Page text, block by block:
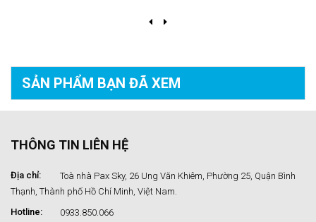
SẢN PHẨM BẠN ĐÃ XEM
THÔNG TIN LIÊN HỆ
Địa chỉ:
Toà nhà Pax Sky, 26 Ung Văn Khiêm, Phường 25, Quận Bình
Thạnh, Thành phố Hồ Chí Minh, Việt Nam.
Hotline:
0933.850.066